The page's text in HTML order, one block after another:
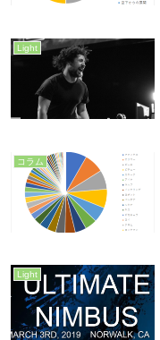
Light
コラム
Light